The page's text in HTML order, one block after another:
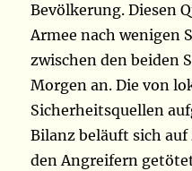
Bevölkerung. Diesen
Armee nach wenigen
zwischen den beiden
Morgen an. Die von
Sicherheitsquellen
Bilanz beläuft sich
den Angreifern